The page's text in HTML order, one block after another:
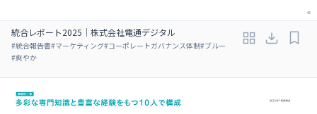
統合レポート2025｜株式会社電通デジタル
#統合報告書#マーケティング#コーポレートガバナンス体制#ブルー
#爽やか